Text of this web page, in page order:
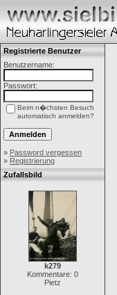
Registrierte Benutzer
Benutzername:
Passwort:
Beim n�chsten Besuch
automatisch anmelden?
» Password vergessen
» Registrierung
Zufallsbild
k279
Kommentare: 0
Pietz